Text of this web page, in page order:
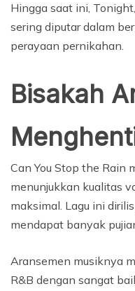
Hingga saat ini,
sering diputar dalam
perayaan pernikahan.
Bisakah
Can You Stop the Rain
menunjukkan kualitas
maksimal. Lagu ini
mendapat banyak
Aransemen musiknya
R&B dengan sangat